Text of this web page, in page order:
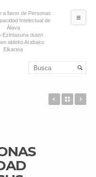
a favor de Personas
Intelectual de
Álava
Ezintasuna duten
aldeko Arabako
Elkartea
secundario
Back